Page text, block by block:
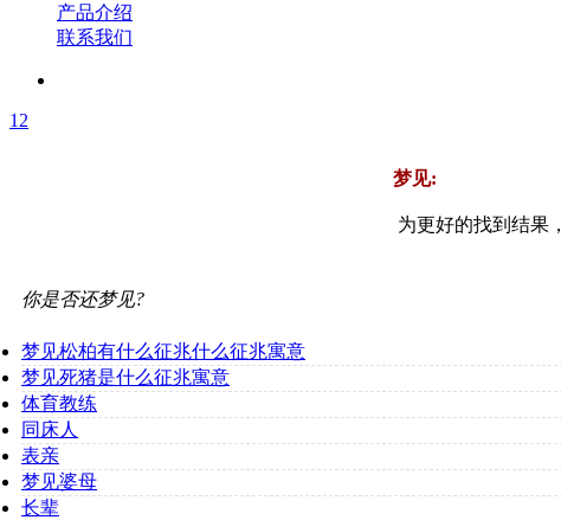
产品介绍
联系我们
1 2
梦见:
为更好的找到结果
你是否还梦见?
梦见松柏有什么征兆什么征兆寓意
梦见死猪是什么征兆寓意
体育教练
同床人
表亲
梦见婆母
长辈